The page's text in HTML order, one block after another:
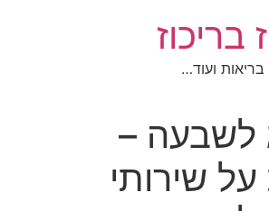
בריאות ועוד…
לשבעה –
שירותי